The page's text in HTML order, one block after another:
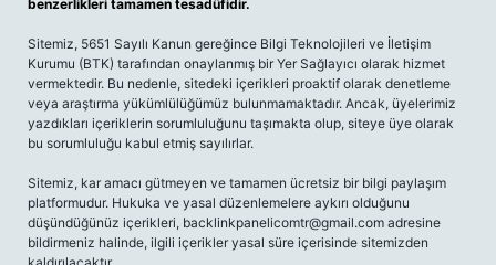
benzerlikleri tamamen tesadüfidir.
Sitemiz, 5651 Sayılı Kanun gereğince Bilgi Teknolojileri ve İletişim
Kurumu (BTK) tarafından onaylanmış bir Yer Sağlayıcı olarak hizmet
vermektedir. Bu nedenle, sitedeki içerikleri proaktif olarak denetleme
veya araştırma yükümlülüğümüz bulunmamaktadır. Ancak, üyelerimiz
yazdıkları içeriklerin sorumluluğunu taşımakta olup, siteye üye olarak
bu sorumluluğu kabul etmiş sayılırlar.
Sitemiz, kar amacı gütmeyen ve tamamen ücretsiz bir bilgi paylaşım
platformudur. Hukuka ve yasal düzenlemelere aykırı olduğunu
düşündüğünüz içerikleri, backlinkpanelicomtr@gmail.com adresine
bildirmeniz halinde, ilgili içerikler yasal süre içerisinde sitemizden